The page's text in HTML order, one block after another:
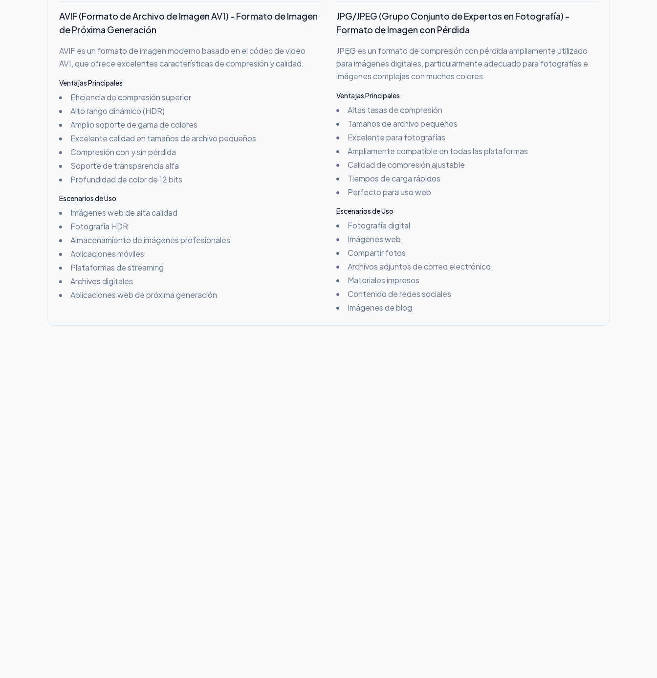
AVIF (Formato de Archivo de Imagen AV1) - Formato de Imagen
de Próxima Generación
AVIF es un formato de imagen moderno basado en el códec de video
AV1, que ofrece excelentes características de compresión y calidad.
Ventajas Principales
Eficiencia de compresión superior
Alto rango dinámico (HDR)
Amplio soporte de gama de colores
Excelente calidad en tamaños de archivo pequeños
Compresión con y sin pérdida
Soporte de transparencia alfa
Profundidad de color de 12 bits
Escenarios de Uso
Imágenes web de alta calidad
Fotografía HDR
Almacenamiento de imágenes profesionales
Aplicaciones móviles
Plataformas de streaming
Archivos digitales
Aplicaciones web de próxima generación
JPG/JPEG (Grupo Conjunto de Expertos en Fotografía) -
Formato de Imagen con Pérdida
JPEG es un formato de compresión con pérdida ampliamente utilizado
para imágenes digitales, particularmente adecuado para fotografías e
imágenes complejas con muchos colores.
Ventajas Principales
Altas tasas de compresión
Tamaños de archivo pequeños
Excelente para fotografías
Ampliamente compatible en todas las plataformas
Calidad de compresión ajustable
Tiempos de carga rápidos
Perfecto para uso web
Escenarios de Uso
Fotografía digital
Imágenes web
Compartir fotos
Archivos adjuntos de correo electrónico
Materiales impresos
Contenido de redes sociales
Imágenes de blog